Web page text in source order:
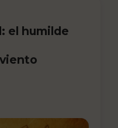
el humilde